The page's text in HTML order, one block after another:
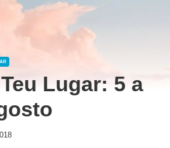
Lugar: 5 a